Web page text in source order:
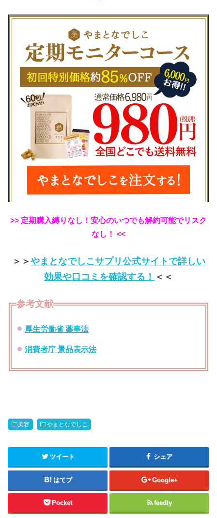
>> 定期購入縛りなし！安心のいつでも解約可能でリスク
なし！ <<
＞＞やまとなでしこサプリ公式サイトで詳しい
効果や口コミを確認する！ ＜＜
参考文献
厚生労働省 薬事法
消費者庁 景品表示法
美容 やまとなでしこ
ツイート シェア
はてブ Google+
Pocket feedly